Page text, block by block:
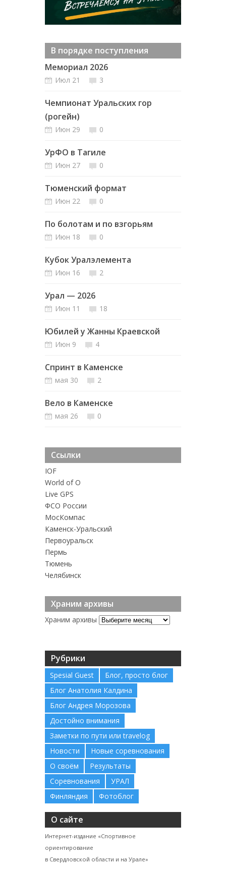
В порядке поступления
Мемориал 2026
Июл 21 3
Чемпионат Уральских гор
(рогейн)
Июн 29 0
УрФО в Тагиле
Июн 27 0
Тюменский формат
Июн 22 0
По болотам и по взгорьям
Июн 18 0
Кубок Уралэлемента
Июн 16 2
Урал — 2026
Июн 11 18
Юбилей у Жанны Краевской
Июн 9 4
Спринт в Каменске
мая 30 2
Вело в Каменске
мая 26 0
Ссылки
IOF
World of O
Live GPS
ФСО России
MосКомпас
Каменск-Уральский
Первоуральск
Пермь
Тюмень
Челябинск
Храним архивы
Храним архивы
Рубрики
Spesial Guest
Блог, просто блог
Блог Анатолия Калдина
Блог Андрея Морозова
Достойно внимания
Заметки по пути или travelog
Новости
Новые соревнования
О своём
Результаты
Соревнования
УРАЛ
Финляндия
Фотоблог
О сайте
Интернет-издание «Спортивное
ориентирование
в Свердловской области и на Урале»